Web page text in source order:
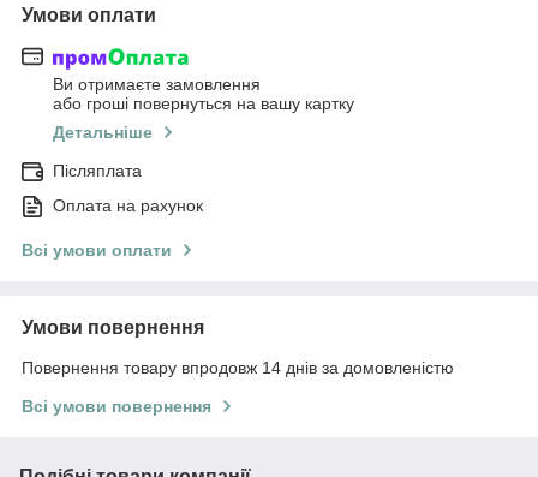
Умови оплати
Ви отримаєте замовлення
або гроші повернуться на вашу картку
Детальніше
Післяплата
Оплата на рахунок
Всі умови оплати
Умови повернення
Повернення товару впродовж 14 днів за домовленістю
Всі умови повернення